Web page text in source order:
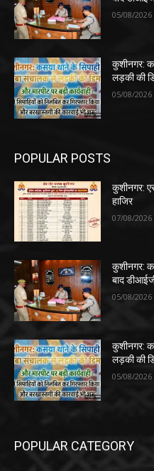
05/08/2026
कुशीनगर:
लड़की की
05/08/2026
POPULAR POSTS
कुशीनगर:
हाजिर
07/08/2026
कुशीनगर:
बाद
05/08/2026
कुशीनगर:
लड़की की
05/08/2026
POPULAR CATEGORY